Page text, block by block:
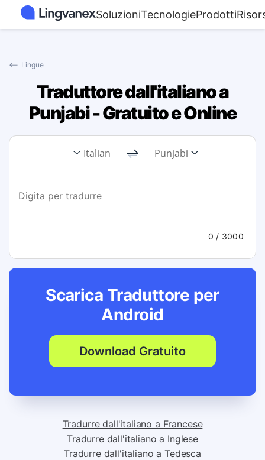
SoluzioniTecnologieProdotti
⟵ Lingue
Traduttore dall'italiano a
Punjabi - Gratuito e Online
Italian Punjabi
0 / 3000
Scarica Traduttore per
Android
Download Gratuito
Tradurre dall'italiano a Francese
Tradurre dall'italiano a Inglese
Tradurre dall'italiano a Tedesca